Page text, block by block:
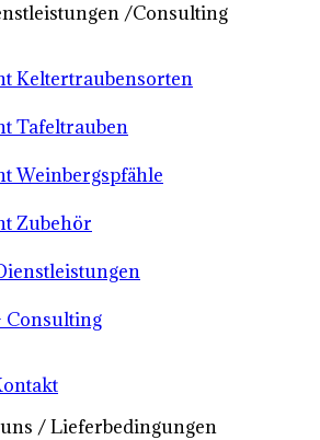
/Consulting
Keltertraubensorten
Tafeltrauben
Weinbergspfähle
Zubehör
Consulting
/ Lieferbedingungen